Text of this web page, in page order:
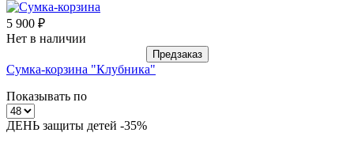
5 900 ₽
Нет в наличии
Предзаказ
Сумка-корзина "Клубника"
Показывать по
ДЕНЬ защиты детей -35%